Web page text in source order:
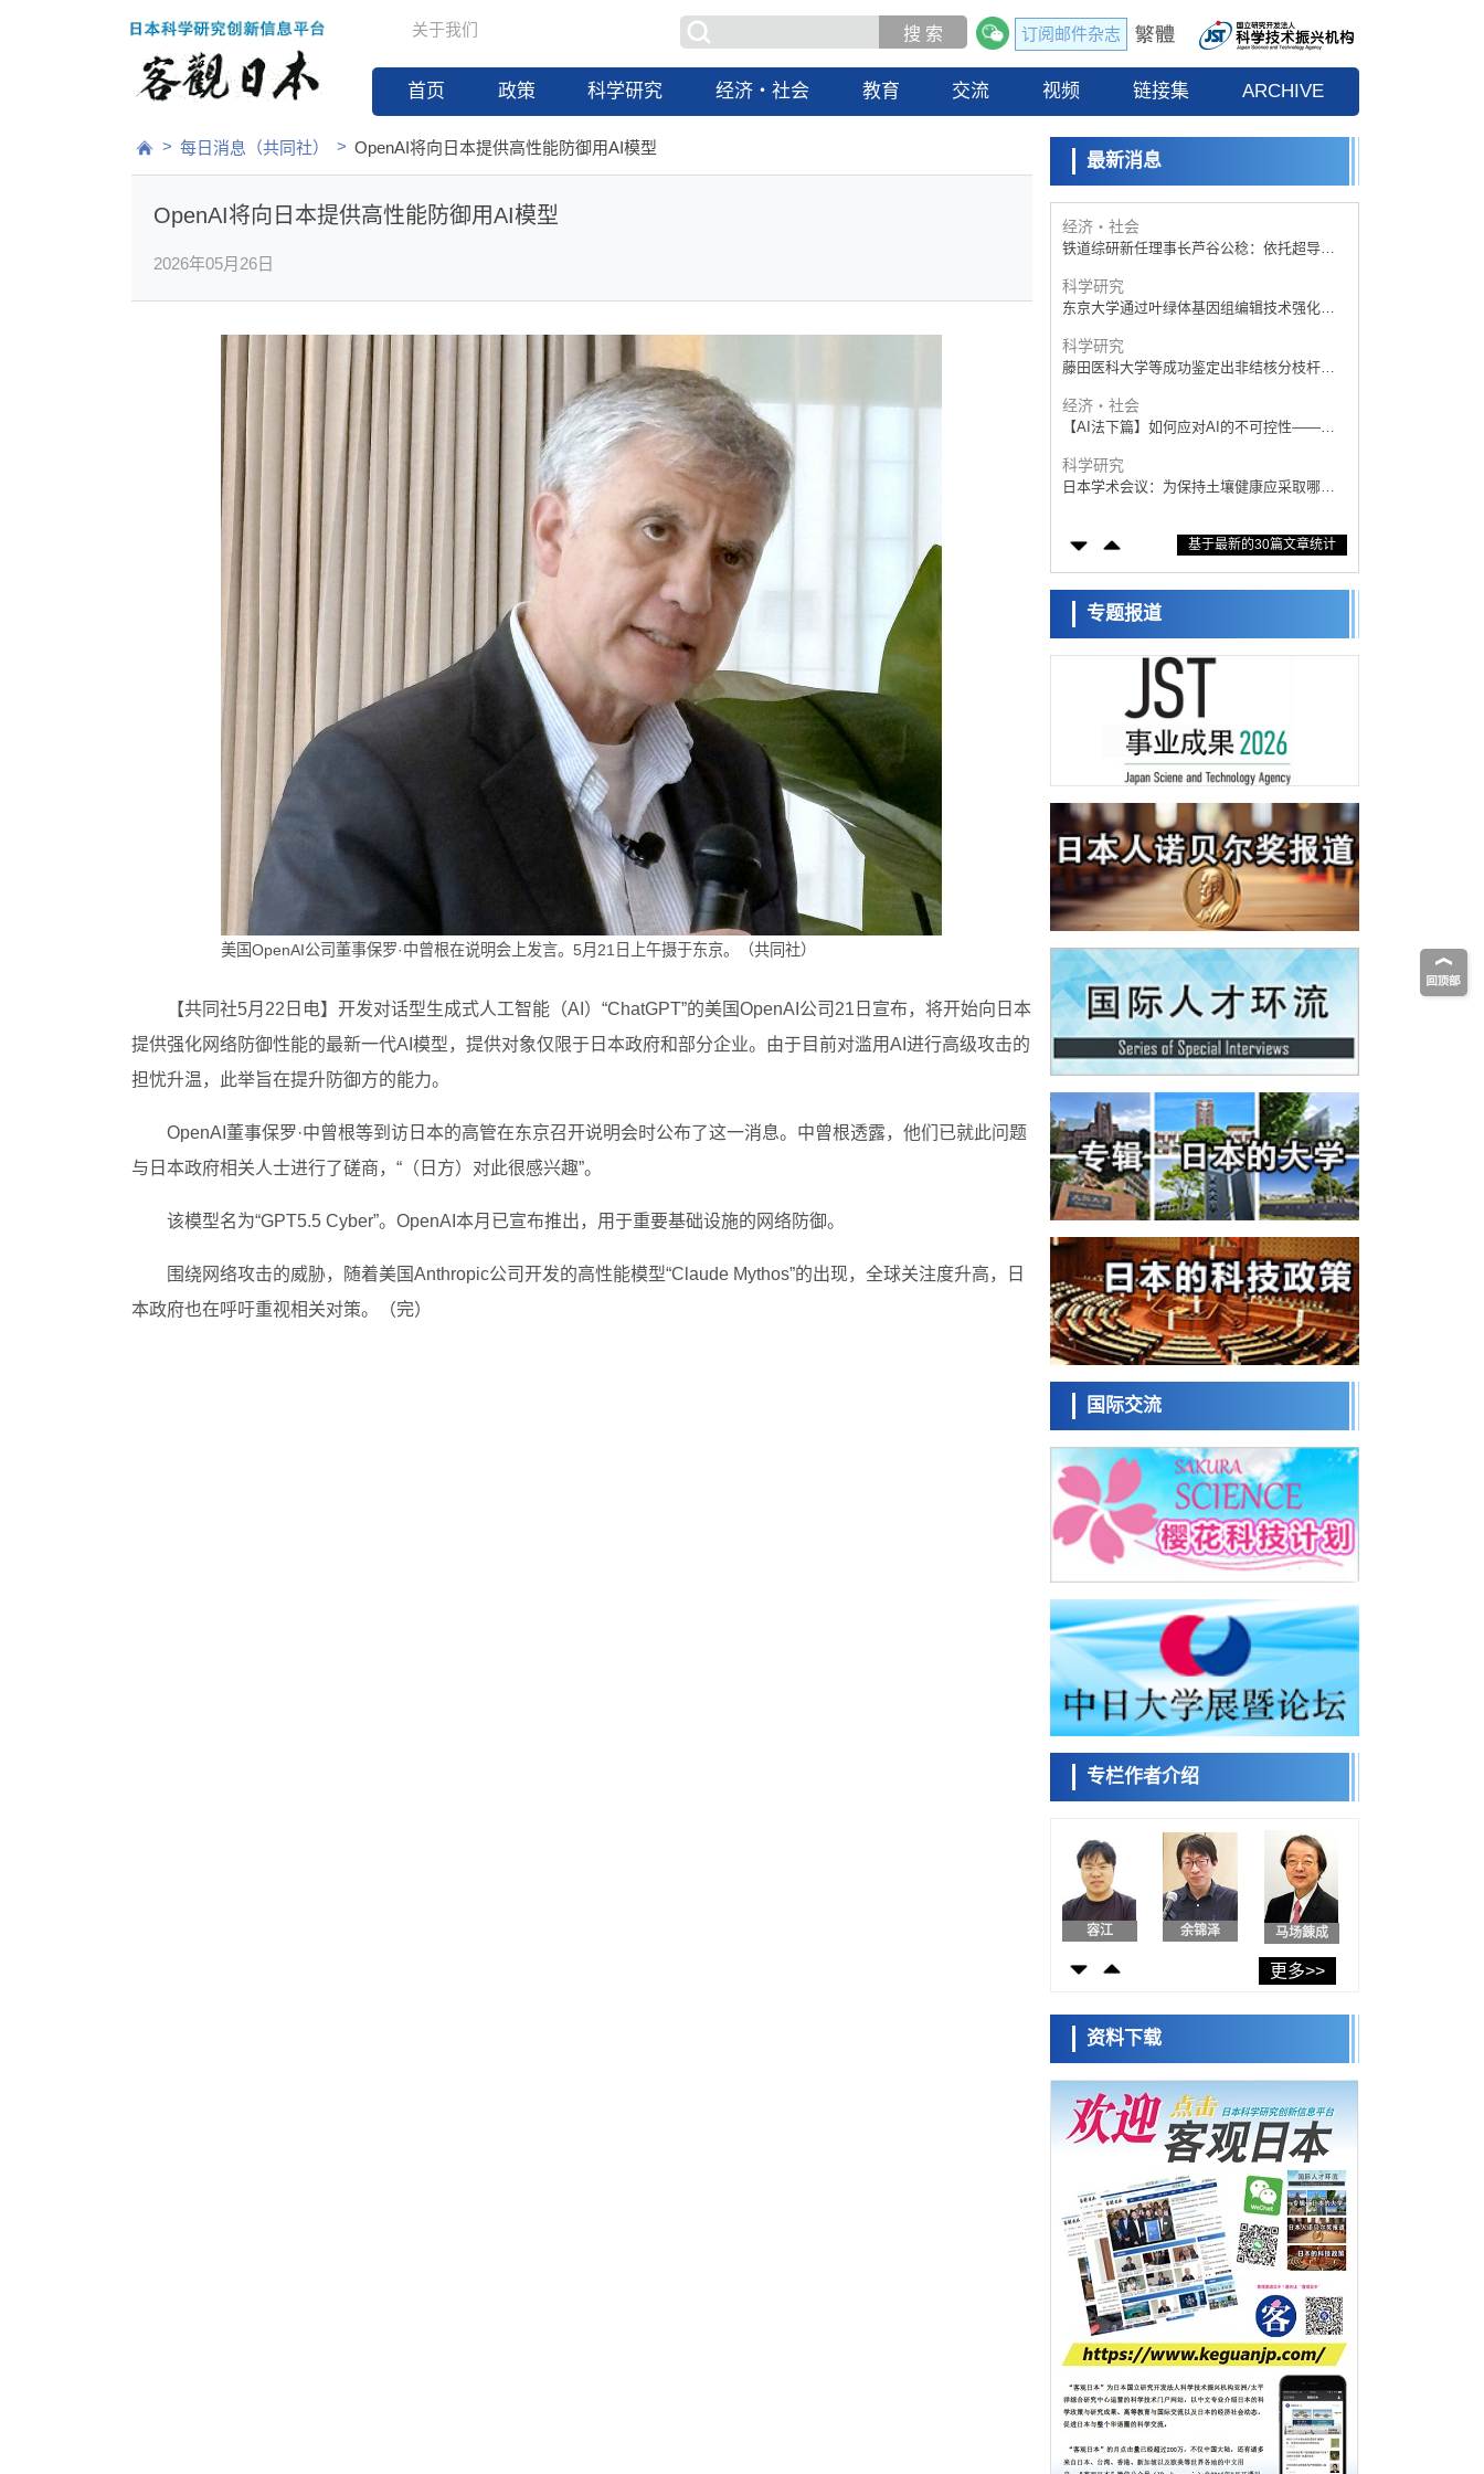
关于我们
首页 政策 科学研究 经济・社会 教育 交流 视频 链接集 ARCHIVE
订阅邮件杂志
> 每日消息（共同社） > OpenAI将向日本提供高性能防御用AI模型
OpenAI将向日本提供高性能防御用AI模型
2026年05月26日
美国OpenAI公司董事保罗·中曾根在说明会上发言。5月21日上午摄于东京。（共同社）
【共同社5月22日电】开发对话型生成式人工智能（AI）“ChatGPT”的美国OpenAI公司21日宣布，将开始向日本
提供强化网络防御性能的最新一代AI模型，提供对象仅限于日本政府和部分企业。由于目前对滥用AI进行高级攻击的
担忧升温，此举旨在提升防御方的能力。
OpenAI董事保罗·中曾根等到访日本的高管在东京召开说明会时公布了这一消息。中曾根透露，他们已就此问题
与日本政府相关人士进行了磋商，“（日方）对此很感兴趣”。
该模型名为“GPT5.5 Cyber”。OpenAI本月已宣布推出，用于重要基础设施的网络防御。
围绕网络攻击的威胁，随着美国Anthropic公司开发的高性能模型“Claude Mythos”的出现，全球关注度升高，日
本政府也在呼吁重视相关对策。（完）
最新消息
经济・社会
【AI法下篇】如何应对AI的不可控性——中
央大学平野晋教授专访
AI处理器
政策
日本科研费增设国际共同研究强化新类别，
促进青年研究人员赴海外开展研究
经济・社会
铁道综研新任理事长芦谷公稔：依托超导和
科学研究
东京大学通过叶绿体基因组编辑技术强化碳
科学研究
藤田医科大学等成功鉴定出非结核分枝杆菌
因菌株而异
经济・社会
【AI法下篇】如何应对AI的不可控性——中
科学研究
日本学术会议：为保持土壤健康应采取哪些
大阪大学开发基于水氢键网络的温度预测新
【AI法上篇】如何对“将人生交给AI”保持危机
感——中央大学平野晋教授专访
科学研究
庆应义塾大学阐明脑内“游击手”小胶质细胞包
裹保护受损神经细胞的机制，有望用于开发
阿尔茨海默病等疾病疗法
日本东北大学与横滨橡胶全球首次从纳米尺
度揭示橡胶—黄铜粘接界面劣化抑制机制，
为提升轮胎安全性与耐久性的材料设计开辟
道路
近畿大学等发现植物染料“日本茜”的红色成分
可抑制老化与炎症，有望成为新型功能性材
科学研究
群马大学开发针对难治性癫痫的新型基因疗
法，利用超小型GAD67启动子抑制发作
科学研究
九州大学揭示夜间眼压升高机制：两种激素
波动叠加所致
东京都产技研采用新手法开发出可稳定工作
至300℃的介电材料，已验证电容器可在汽车
发动机等高温环境下工作
经济・社会
日本生成式AI使用者占比一年内翻倍，但与
中美德仍有较大差距
政策
死亡人数至少减半，重点强化火灾防控
科学研究
福井大学发现细胞记忆过往并抑制反应的机
制，阐明即便DNA相同反应迥异之谜
科学研究
神户大学确认口服癌症疫苗B440单药给药的
安全性，在转移性尿路上皮癌患者中开展临
床试验
政策
日本发布《令和8年版科学技术与创新白皮
书》，解读第七期基本计划首年度政策方向
科学研究
东京大学发现可诱导细胞死亡的新型信使物
质
科学研究
东京都健康长寿医疗中心跨器官揭示衰老过
程中的糖链变化
科学研究
可作为电池电极材料
科学研究
东京大学和海上保安厅等发现南海海槽沿线
板块边界锁定状态存在区域差异
政策
日本第2次医疗研究开发调整费，根据一线实
际情况和需求分配99.3亿日元
科学研究
千叶大学鉴定出导致难治性疾病“肺高血压症”
恶化的蛋白质“MYL9/12”，会引发血管结构恶
科学研究
京都大学高效生成光的构成单元“光子”，可应
用于量子计算机
科学研究
用数理模型诠释慢性荨麻疹的发病机理，借
科学研究
【JST事业成果】发现室温下工作的交替磁体
科学研究
夜景也能清晰呈现在纸上——日本“铁路摄影
迷”教授研发新技术
科学研究
【JST事业成果】开发低成本与低功耗的新型
AI处理器
日本科研费增设国际共同研究强化新类别，
经济・社会
铁道综研新任理事长芦谷公稔：依托超导和
防灾等核心优势服务社会
东京大学通过叶绿体基因组编辑技术强化碳
固定酶，成功提高光合作用能力与生产力
科学研究
藤田医科大学等成功鉴定出非结核分枝杆菌
生存的必需基因，首次揭示该基因的必要性
因菌株而异
经济・社会
【AI法下篇】如何应对AI的不可控性——中
央大学平野晋教授专访
科学研究
【JST事业成果】开发低成本与低功耗的新型
AI处理器
政策
日本科研费增设国际共同研究强化新类别，
促进青年研究人员赴海外开展研究
经济・社会
铁道综研新任理事长芦谷公稔：依托超导和
防灾等核心优势服务社会
科学研究
东京大学通过叶绿体基因组编辑技术强化碳
基于最新的30篇文章统计
专题报道
国际交流
专栏作者介绍
日本科学未
来馆 科学交
流员
小岩井忠道 泷川 进
容江 余锦泽 马场錬成
日本科学未
流员
泷川 进 戴维
更多>>
资料下载